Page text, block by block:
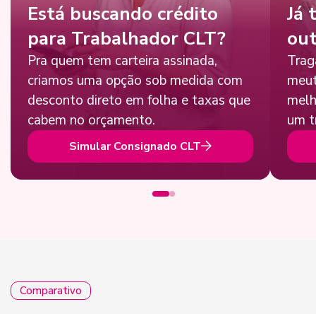
Está buscando crédito
para Trabalhador CLT?
Pra quem tem carteira assinada,
criamos uma opção sob medida com
desconto direto em folha e taxas que
cabem no orçamento.
Simular Consignado CLT
Já
um
Comparativo